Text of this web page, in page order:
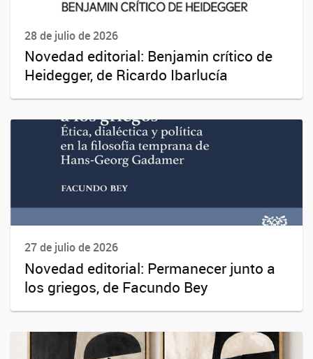
28 de julio de 2026
Novedad editorial: Benjamin crítico de
Heidegger, de Ricardo Ibarlucía
27 de julio de 2026
Novedad editorial: Permanecer junto a
los griegos, de Facundo Bey